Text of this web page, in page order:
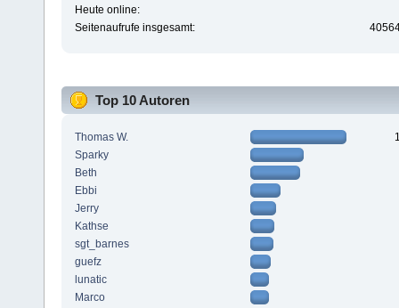
Heute online:
Seitenaufrufe insgesamt:
Top 10 Autoren
Thomas W.
Sparky
Beth
Ebbi
Jerry
Kathse
sgt_barnes
guefz
lunatic
Marco